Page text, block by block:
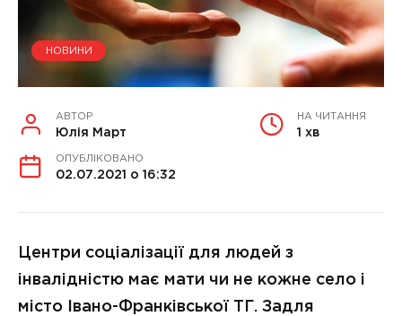
НОВИНИ
АВТОР
Юлія Март
НА ЧИТАННЯ
1 хв
ОПУБЛІКОВАНО
02.07.2021 о 16:32
Центри соціалізації для людей з
інвалідністю має мати чи не кожне село і
місто Івано-Франківської ТГ. Задля